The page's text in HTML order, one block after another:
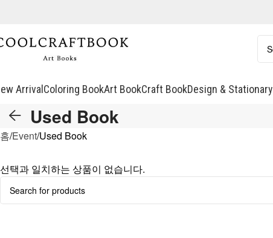
ArrivalColoring BookArt BookCraft BookDesign & Stationary
Used Book
홈 EventUsed Book
선택과 일치하는 상품이 없습니다.